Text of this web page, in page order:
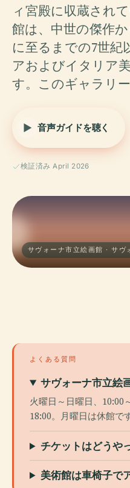
ィ宮殿に収蔵され
館は、中世の傑作
に至るまでの7世紀
アおよびイタリア
す。このギャラリ
音声ガイドを聴く
検証済み April 2026
サヴォーナ市立絵画館 · サヴ
よくある質問
サヴォーナ市立絵
火曜日～日曜日、10:00
18:00。月曜日は休館です
チケットはどうや
美術館は車椅子で